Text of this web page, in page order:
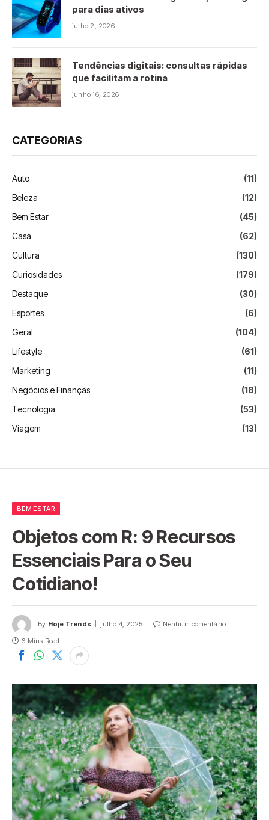
para dias ativos
julho 2, 2026
Tendências digitais: consultas rápidas
que facilitam a rotina
junho 16, 2026
CATEGORIAS
Auto
(11)
Beleza
(12)
Bem Estar
(45)
Casa
(62)
Cultura
(130)
Curiosidades
(179)
Destaque
(30)
Esportes
(6)
Geral
(104)
Lifestyle
(61)
Marketing
(11)
Negócios e Finanças
(18)
Tecnologia
(53)
Viagem
(13)
BEM ESTAR
Objetos com R: 9 Recursos
Essenciais Para o Seu
Cotidiano!
By Hoje Trends julho 4, 2025
Nenhum comentário
6 Mins Read